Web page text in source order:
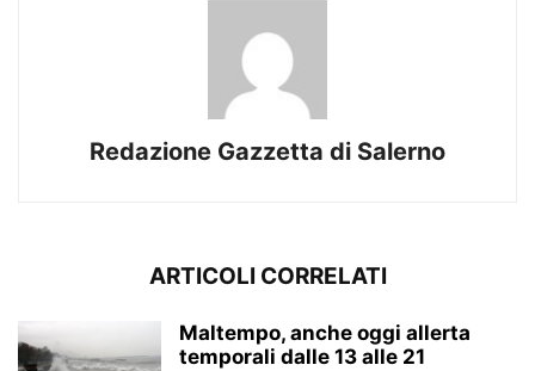
Redazione Gazzetta di Salerno
ARTICOLI CORRELATI
Maltempo, anche oggi allerta
temporali dalle 13 alle 21